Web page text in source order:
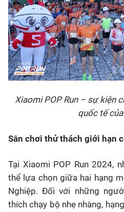
Xiaomi POP Run – sự kiện
quốc tế
Sân chơi thử thách giới hạn
Tại Xiaomi POP Run 2024,
thể lựa chọn giữa hai hạng
Nghiệp. Đối với những
thích chạy bộ nhẹ nhàng,